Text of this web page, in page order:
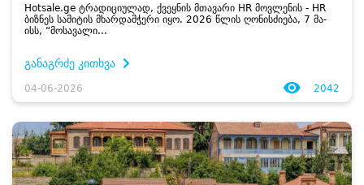
Hotsale.ge ტრა­დი­ცი­უ­ლად, ქვეყ­ნის მთა­ვა­რი HR მოვ­ლე­ნის - HR
ბიზ­ნეს სა­მი­ტის მხარ­დამ­ჭე­რი იყო. 2026 წლის ღო­ნის­ძი­ე­ბა, 7 მა­
ისს, “მო­სა­ვა­ლი...
განაგრძე კითხვა
04-06-2026 2042